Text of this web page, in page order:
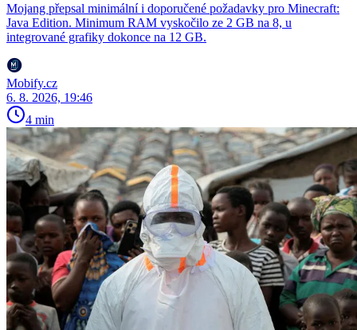
Mojang přepsal minimální i doporučené požadavky pro Minecraft:
Java Edition. Minimum RAM vyskočilo ze 2 GB na 8, u
integrované grafiky dokonce na 12 GB.
Mobify.cz
6. 8. 2026, 19:46
4 min